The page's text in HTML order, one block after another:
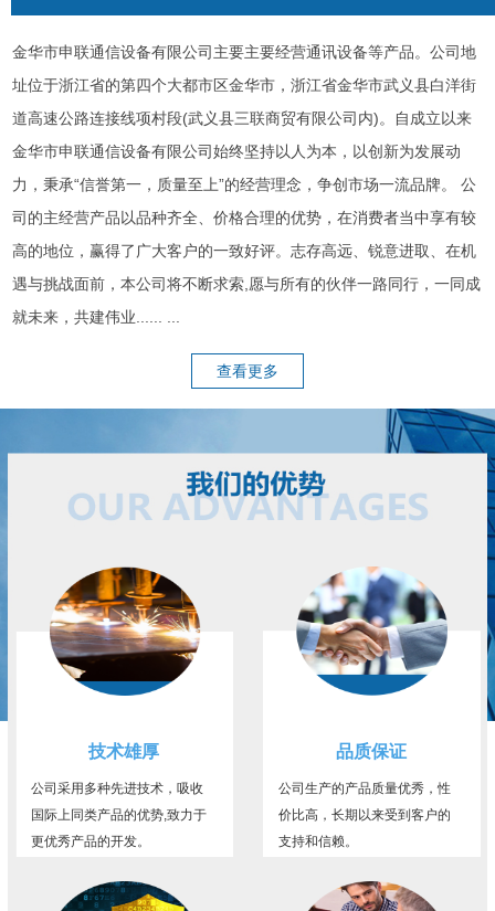
金华市申联通信设备有限公司主要主要经营通讯设备等产品。公司地
址位于浙江省的第四个大都市区金华市，浙江省金华市武义县白洋街
道高速公路连接线项村段(武义县三联商贸有限公司内)。自成立以来
金华市申联通信设备有限公司始终坚持以人为本，以创新为发展动
力，秉承“信誉第一，质量至上”的经营理念，争创市场一流品牌。 公
司的主经营产品以品种齐全、价格合理的优势，在消费者当中享有较
高的地位，赢得了广大客户的一致好评。志存高远、锐意进取、在机
遇与挑战面前，本公司将不断求索,愿与所有的伙伴一路同行，一同成
就未来，共建伟业...... ...
查看更多
技术雄厚
公司采用多种先进技术，吸收
国际上同类产品的优势,致力于
更优秀产品的开发。
品质保证
公司生产的产品质量优秀，性
价比高，长期以来受到客户的
支持和信赖。